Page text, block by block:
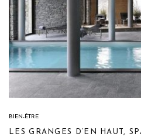
BIEN-ÊTRE
LES GRANGES D’EN HAUT,